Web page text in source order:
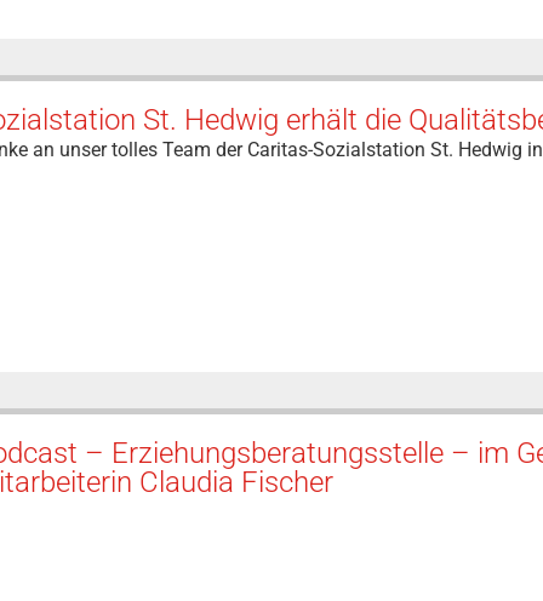
St. Hedwig erhält die
an unser tolles Team der Caritas-Sozialstation St. Hedwig
– Erziehungsberatungsstelle – im
Claudia Fischer